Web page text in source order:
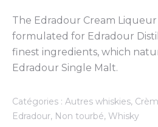
The Edradour Cream
formulated for Edradour
finest ingredients, which
Edradour Single Malt.
Catégories : Autres whiskies,
Edradour, Non tourbé, Whisky